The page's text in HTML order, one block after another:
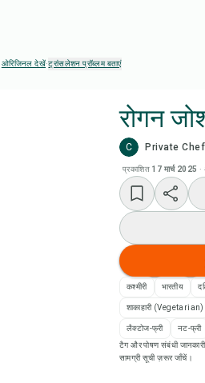
ओरिजिनल देखें·ट्रांसलेशन प्रॉब्लम बताएं
रोगन
C Private
प्रकाशित 17 मार्च 2025 ·
कश्मीरी भारतीय
शाकाहारी (Vegetarian)
लैक्टोज-फ्री नट-फ्री
टैग और पोषण संबंधी
सामग्री सूची ज़रूर जाँचें।